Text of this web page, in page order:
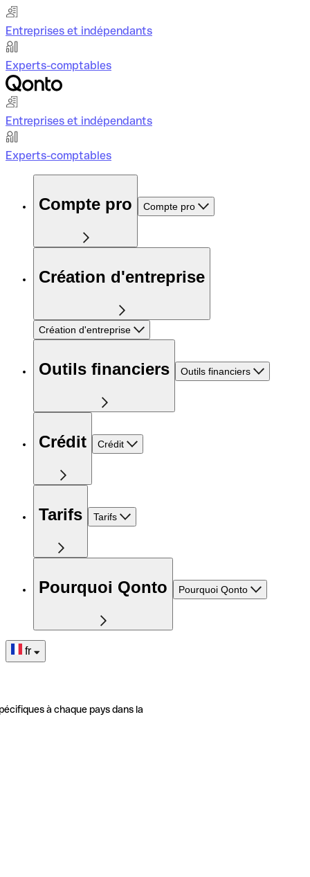
Entreprises et indépendants
Experts-comptables
Entreprises et indépendants
Experts-comptables
Compte pro Compte pro
Création d'entreprise
Création d'entreprise
Outils financiers Outils financiers
Crédit Crédit
Tarifs Tarifs
Pourquoi Qonto Pourquoi Qonto
fr
à chaque pays dans la